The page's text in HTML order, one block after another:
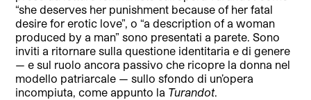
“she deserves her punishment because of her fatal
desire for erotic love”, o “a description of a woman
produced by a man” sono presentati a parete. Sono
inviti a ritornare sulla questione identitaria e di genere
— e sul ruolo ancora passivo che ricopre la donna nel
modello patriarcale — sullo sfondo di un’opera
incompiuta, come appunto la Turandot.